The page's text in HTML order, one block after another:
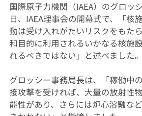
国際原子力機関（IAEA）のグロッ
日、IAEA理事会の開幕式で、「核
動は受け入れがたいリスクをもた
和目的に利用されるいかなる核施
れるべきではない」と述べました。
グロッシー事務局長は、「稼働中
接攻撃を受ければ、大量の放射性
能性があり、さらには炉心溶融な